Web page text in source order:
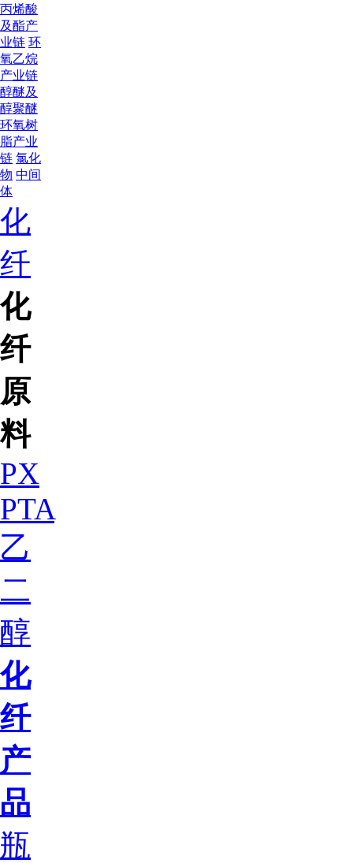
丙烯酸
及酯产
业链 环
氧乙烷
产业链
醇醚及
醇聚醚
环氧树
脂产业
链 氯化
物 中间
体
化
纤
化
纤
原
料
PX
PTA
乙
二
醇
化
纤
产
品
瓶